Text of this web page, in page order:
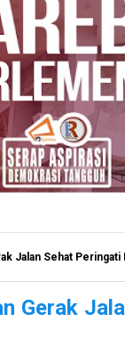
Jalan Sehat
Gerak